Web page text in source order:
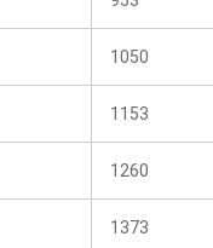
1050
1153
1260
1373